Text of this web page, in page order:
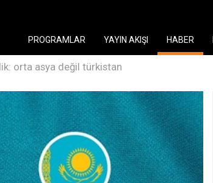
PROGRAMLAR YAYIN AKIŞI HABER
orta asya değil türkistan